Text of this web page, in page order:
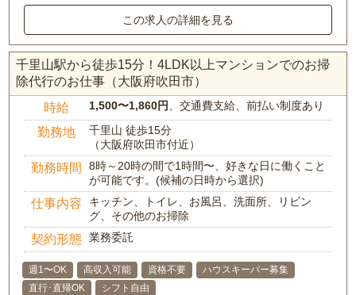
この求人の詳細を見る
千里山駅から徒歩15分！4LDK以上マンションでのお掃
除代行のお仕事（大阪府吹田市）
時給 1,500〜1,860円、交通費支給、前払い制度あり
勤務地
千里山 徒歩15分
（大阪府吹田市付近）
勤務時間
8時～20時の間で1時間〜、好きな日に働くこと
が可能です。(候補の日時から選択)
仕事内容
キッチン、トイレ、お風呂、洗面所、リビン
グ、その他のお掃除
契約形態 業務委託
週1〜OK 高収入可能 資格不要
ハウスキーパー募集
直行･直帰OK
シフト自由